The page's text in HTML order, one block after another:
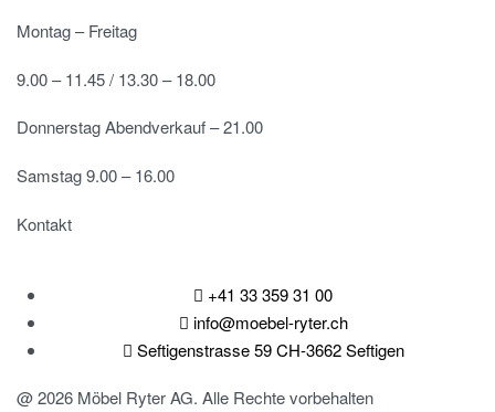
Montag – Freitag
9.00 – 11.45 / 13.30 – 18.00
Donnerstag Abendverkauf – 21.00
Samstag 9.00 – 16.00
Kontakt
+41 33 359 31 00
info@moebel-ryter.ch
Seftigenstrasse 59 CH-3662 Seftigen
@ 2026 Möbel Ryter AG. Alle Rechte vorbehalten